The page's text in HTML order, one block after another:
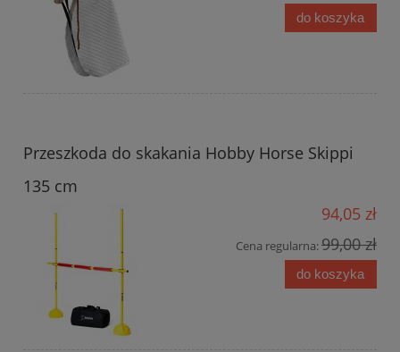
do koszyka
Przeszkoda do skakania Hobby Horse Skippi
135 cm
94,05 zł
Cena regularna:99,00 zł
do koszyka